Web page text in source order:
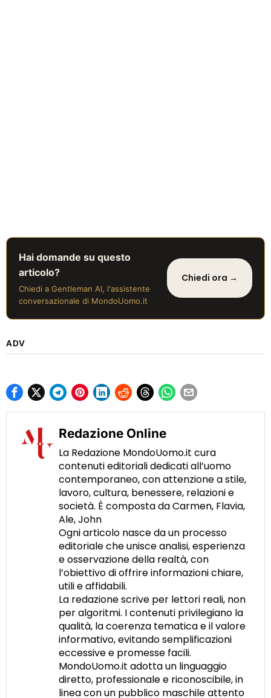
Hai domande su questo
articolo?
Chiedi a Gentleman AI, l'assistente
conversazionale di MondoUomo.it
Chiedi ora →
ADV
Redazione Online
La Redazione MondoUomo.it cura
contenuti editoriali dedicati all’uomo
contemporaneo, con attenzione a stile,
lavoro, cultura, benessere, relazioni e
società. È composta da Carmen, Flavia,
Ale, John
Ogni articolo nasce da un processo
editoriale che unisce analisi, esperienza
e osservazione della realtà, con
l’obiettivo di offrire informazioni chiare,
utili e affidabili.
La redazione scrive per lettori reali, non
per algoritmi. I contenuti privilegiano la
qualità, la coerenza tematica e il valore
informativo, evitando semplificazioni
eccessive e promesse facili.
MondoUomo.it adotta un linguaggio
diretto, professionale e riconoscibile, in
linea con un pubblico maschile attento